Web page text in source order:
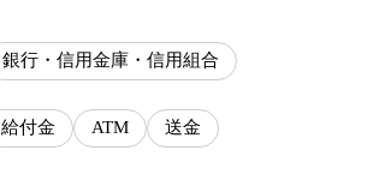
銀行・信用金庫・信用組合
給付金 ATM 送金